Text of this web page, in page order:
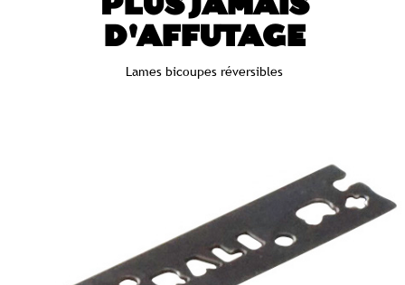
PLUS JAMAIS
D'AFFUTAGE
Lames bicoupes réversibles